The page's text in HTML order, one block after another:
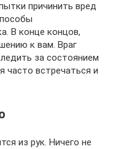
причинить вред
В конце концов,
к вам. Враг
за состоянием
часто встречаться и
из рук. Ничего не